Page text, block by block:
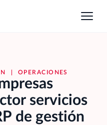
OPERACIONES
servicios
de gestión